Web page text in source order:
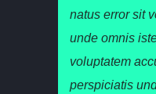
natus error sit
unde omnis
voluptatem
perspiciatis